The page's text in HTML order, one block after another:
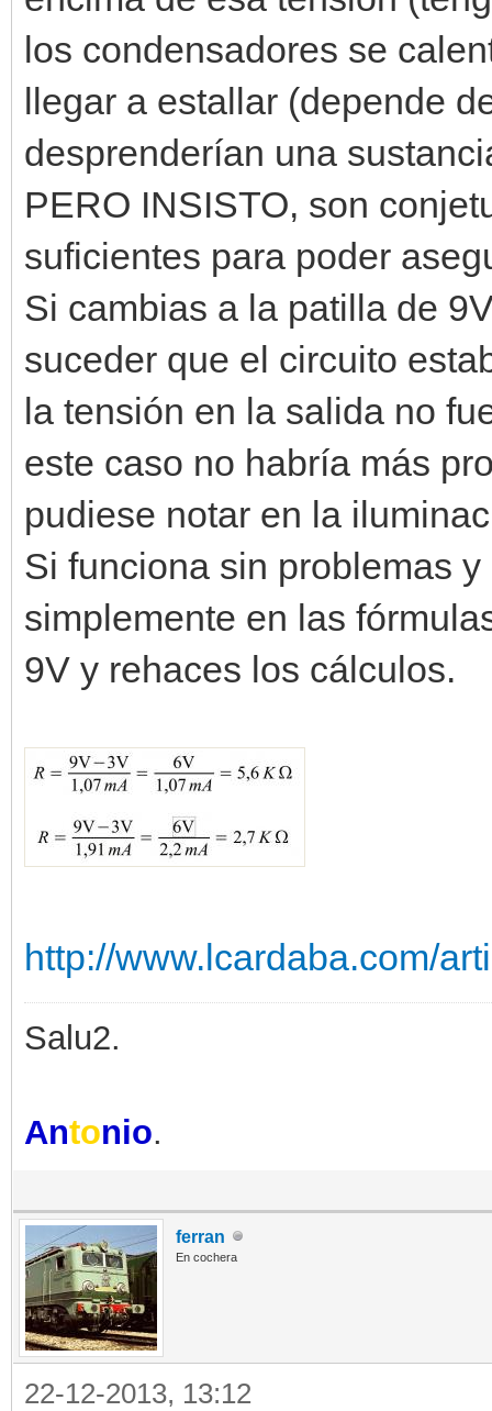
los condensadores se
llegar a estallar (depende
desprenderían una
PERO INSISTO, son
suficientes para poder
Si cambias a la patilla de
suceder que el circuito
la tensión en la salida no
este caso no habría más
pudiese notar en la
Si funciona sin problemas
simplemente en las
9V y rehaces los cálculos.
http://www.lcardaba.com/
Salu2.
Antonio.
ferran
En cochera
22-12-2013, 13:12